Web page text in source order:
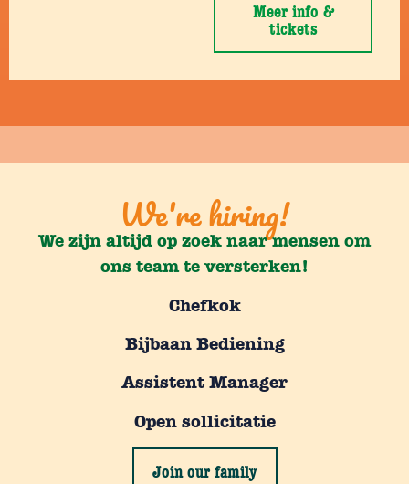
Meer info &
tickets
We're hiring!
We zijn altijd op zoek naar mensen om
ons team te versterken!
Chefkok
Bijbaan Bediening
Assistent Manager
Open sollicitatie
Join our family